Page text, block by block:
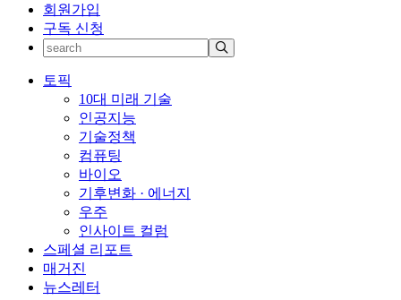
회원가입
구독 신청
토픽
10대 미래 기술
인공지능
기술정책
컴퓨팅
바이오
기후변화 · 에너지
우주
인사이트 컬럼
스페셜 리포트
매거진
뉴스레터